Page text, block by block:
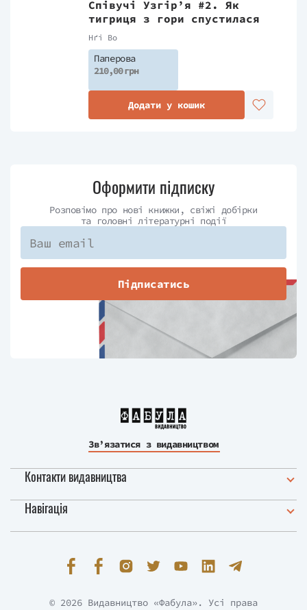
Співучі Узгір’я #2. Як
тигриця з гори спустилася
Нґі Во
Паперова
210,00 грн
Додати у кошик
Оформити підписку
Розповімо про нові книжки, свіжі добірки
та головні літературні події
Підписатись
Зв’язатися з видавництвом
Контакти видавництва
Навігація
© 2026 Видавництво «Фабула». Усі права